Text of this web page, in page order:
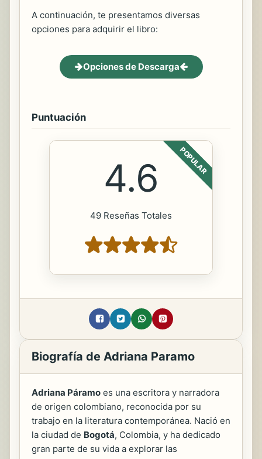
A continuación, te presentamos diversas
opciones para adquirir el libro:
Opciones de Descarga
Puntuación
POPULAR
4.6
49 Reseñas Totales
Biografía de Adriana Paramo
Adriana Páramo es una escritora y narradora
de origen colombiano, reconocida por su
trabajo en la literatura contemporánea. Nació en
la ciudad de Bogotá, Colombia, y ha dedicado
gran parte de su vida a explorar las